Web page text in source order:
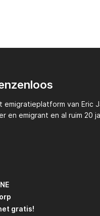
emigratieplatform van Eric
en emigrant en al ruim 20
gratis!